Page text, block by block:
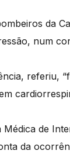
da
num
referiu,
Médica de
da